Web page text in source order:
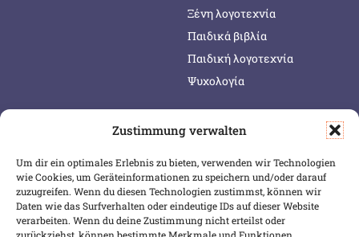
Zustimmung verwalten
Um dir ein optimales Erlebnis zu bieten, verwenden wir Technologien
wie Cookies, um Geräteinformationen zu speichern und/oder darauf
zuzugreifen. Wenn du diesen Technologien zustimmst, können wir
Daten wie das Surfverhalten oder eindeutige IDs auf dieser Website
verarbeiten. Wenn du deine Zustimmung nicht erteilst oder
Ξένη λογοτεχνία
Παιδικά βιβλία
Παιδική λογοτεχνία
Ψυχολογία
SERVICE & INFOS
Warenkorb
Wunschliste
Mein Konto
SICHER BEZAHLEN